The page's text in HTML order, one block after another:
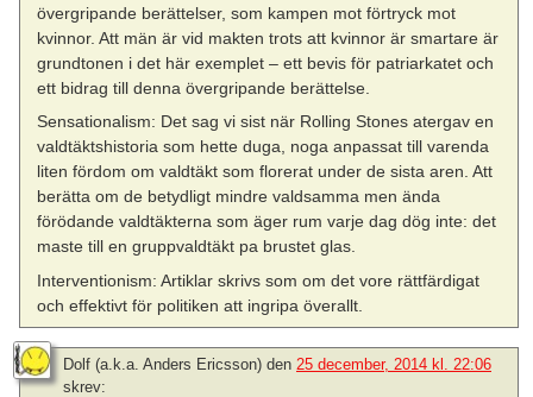
övergripande berättelser, som kampen mot förtryck mot
kvinnor. Att män är vid makten trots att kvinnor är smartare är
grundtonen i det här exemplet – ett bevis för patriarkatet och
ett bidrag till denna övergripande berättelse.
Sensationalism: Det sag vi sist när Rolling Stones atergav en
valdtäktshistoria som hette duga, noga anpassat till varenda
liten fördom om valdtäkt som florerat under de sista aren. Att
berätta om de betydligt mindre valdsamma men ända
förödande valdtäkterna som äger rum varje dag dög inte: det
maste till en gruppvaldtäkt pa brustet glas.
Interventionism: Artiklar skrivs som om det vore rättfärdigat
och effektivt för politiken att ingripa överallt.
Dolf (a.k.a. Anders Ericsson) den 25 december, 2014 kl. 22:06
skrev: